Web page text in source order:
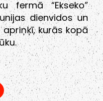
fermā “Ekseko”
dienvidos un
kurās kopā